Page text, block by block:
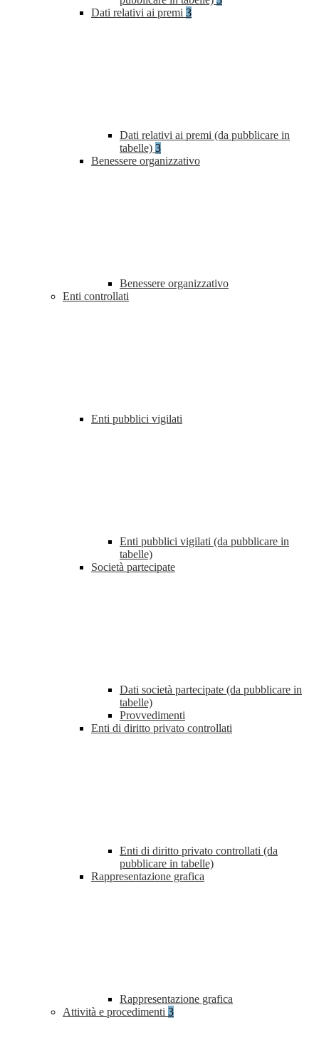
Dati relativi ai premi 3
Dati relativi ai premi (da pubblicare in
tabelle) 3
Benessere organizzativo
Benessere organizzativo
Enti controllati
Enti pubblici vigilati
Enti pubblici vigilati (da pubblicare in
tabelle)
Società partecipate
Dati società partecipate (da pubblicare in
tabelle)
Provvedimenti
Enti di diritto privato controllati
Enti di diritto privato controllati (da
pubblicare in tabelle)
Rappresentazione grafica
Rappresentazione grafica
Attività e procedimenti 3